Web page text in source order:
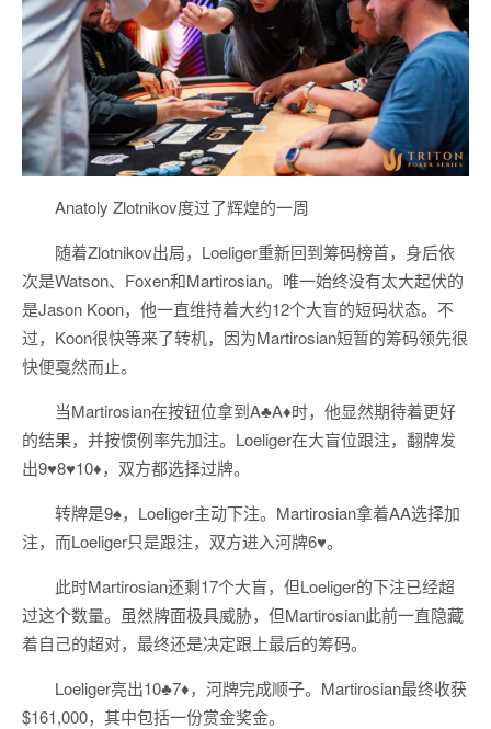
Anatoly Zlotnikov度过了辉煌的一周
随着Zlotnikov出局，Loeliger重新回到筹码榜首，身后依
次是Watson、Foxen和Martirosian。唯一始终没有太大起伏的
是Jason Koon，他一直维持着大约12个大盲的短码状态。不
过，Koon很快等来了转机，因为Martirosian短暂的筹码领先很
快便戛然而止。
当Martirosian在按钮位拿到A♣A♦时，他显然期待着更好
的结果，并按惯例率先加注。Loeliger在大盲位跟注，翻牌发
出9♥8♥10♦，双方都选择过牌。
转牌是9♠，Loeliger主动下注。Martirosian拿着AA选择加
注，而Loeliger只是跟注，双方进入河牌6♥。
此时Martirosian还剩17个大盲，但Loeliger的下注已经超
过这个数量。虽然牌面极具威胁，但Martirosian此前一直隐藏
着自己的超对，最终还是决定跟上最后的筹码。
Loeliger亮出10♣7♦，河牌完成顺子。Martirosian最终收获
$161,000，其中包括一份赏金奖金。